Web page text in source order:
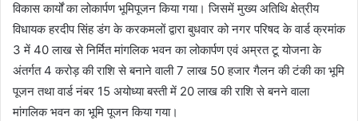
विकास कार्यों का लोकार्पण भूमिपूजन किया गया। जिसमें मुख्य अतिथि क्षेत्रीय
विधायक हरदीप सिंह डंग के करकमलों द्वारा बुधवार को नगर परिषद के वार्ड क्रमांक
3 में 40 लाख से निर्मित मांगलिक भवन का लोकार्पण एवं अम्रत टू योजना के
अंतर्गत 4 करोड़ की राशि से बनाने वाली 7 लाख 50 हजार गैलन की टंकी का भूमि
पूजन तथा वार्ड नंबर 15 अयोध्या बस्ती में 20 लाख की राशि से बनने वाला
मांगलिक भवन का भूमि पूजन किया गया।